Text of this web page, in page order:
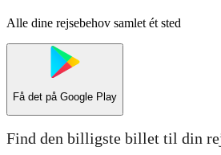
Alle dine rejsebehov samlet ét sted
Få det på Google Play
Find den billigste billet til din